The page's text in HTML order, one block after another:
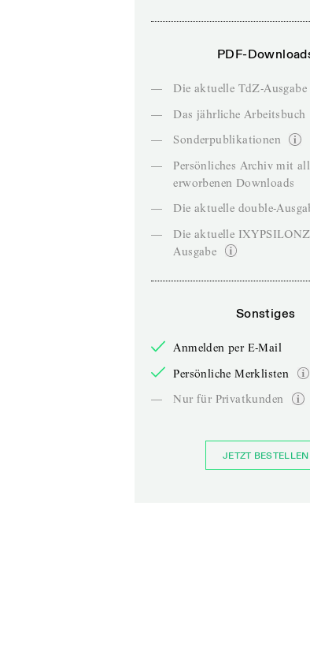
PDF-
—
Die aktuelle TdZ-Ausgabe
—
Das jährliche Arbeitsbuch
—
Sonderpublikationen
—
Persönliches Archiv mit
erworbenen Downloads
—
Die aktuelle double-
—
Die aktuelle
Ausgabe
Sonstiges
Anmelden per E-Mail
Persönliche Merklisten
—
Nur für Privatkunden
JETZT BESTELLEN